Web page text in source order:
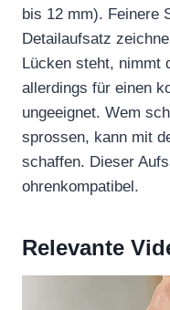
bis 12 mm). Feinere
Detailaufsatz
Lücken steht, nimmt
allerdings für einen
ungeeignet. Wem
sprossen, kann mit
schaffen. Dieser
ohrenkompatibel.
Relevante